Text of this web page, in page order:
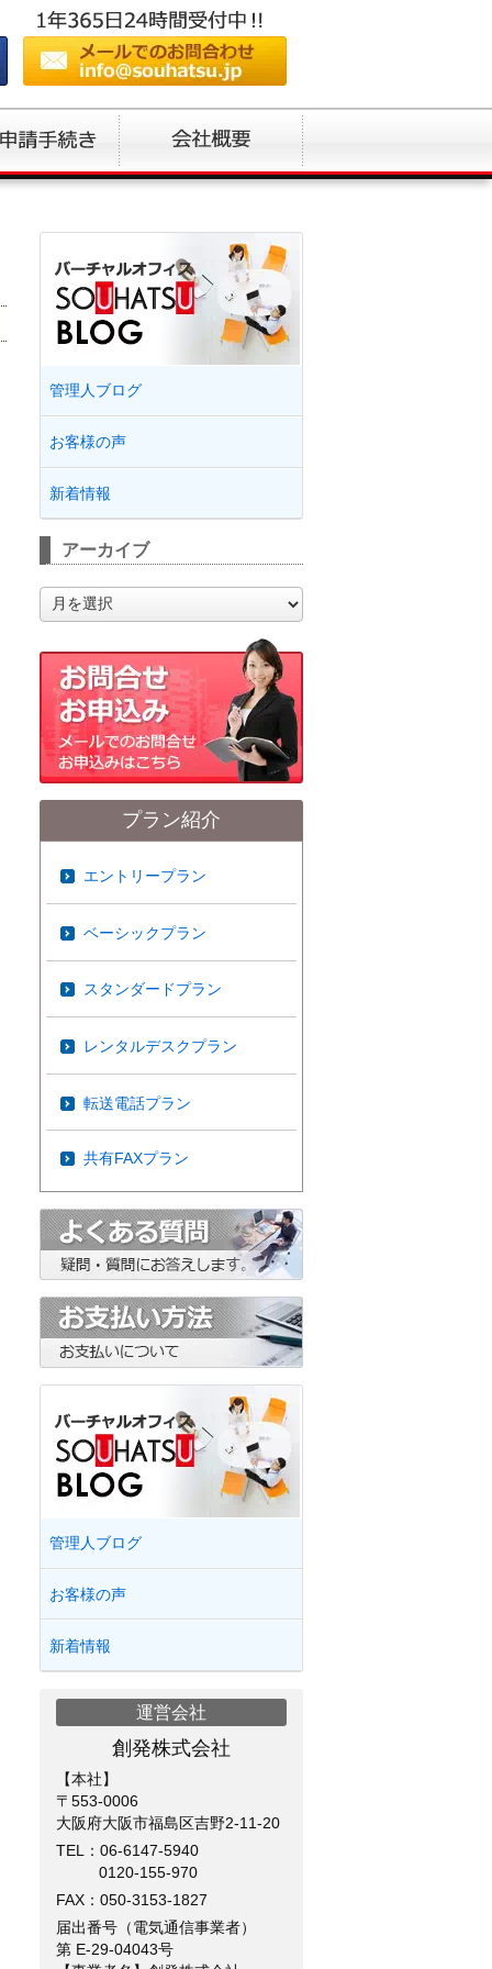
管理人ブログ
お客様の声
新着情報
アーカイブ
ー
ブ
プラン紹介
エントリープラン
ベーシックプラン
スタンダードプラン
レンタルデスクプラン
転送電話プラン
共有FAXプラン
管理人ブログ
お客様の声
新着情報
運営会社
創発株式会社
【本社】
〒553-0006
大阪府大阪市福島区吉野2-11-20
TEL： 06-6147-5940
0120-155-970
FAX：050-3153-1827
届出番号（電気通信事業者）
第 E-29-04043号